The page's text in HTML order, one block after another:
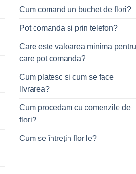
Cum comand un buchet de flori?
Pot comanda si prin telefon?
Care este valoarea minima pentru
care pot comanda?
Cum platesc si cum se face
livrarea?
Cum procedam cu comenzile de
flori?
Cum se întrețin florile?